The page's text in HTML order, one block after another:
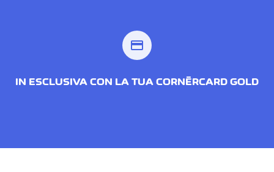
credit_card
IN ESCLUSIVA CON LA TUA CORNÈRCARD GOLD